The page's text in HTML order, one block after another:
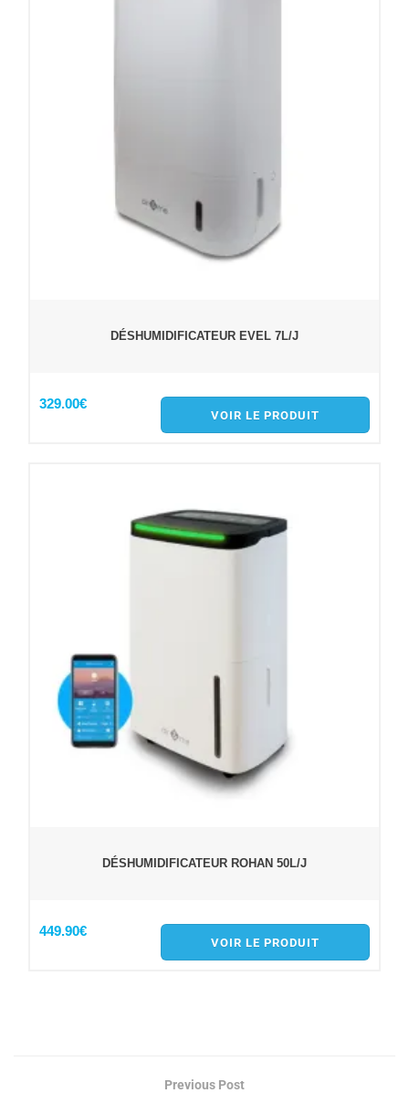
DÉSHUMIDIFICATEUR EVEL 7L/J
329.00€
VOIR LE PRODUIT
DÉSHUMIDIFICATEUR ROHAN 50L/J
449.90€
VOIR LE PRODUIT
Previous Post